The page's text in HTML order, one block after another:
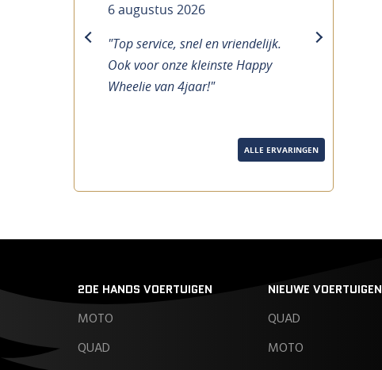
6 augustus 2026
"Top service, snel en vriendelijk.
Ook voor onze kleinste Happy
Wheelie van 4jaar!"
previous next
ALLE ERVARINGEN
2DE HANDS VOERTUIGEN
MOTO
QUAD
NIEUWE VOERTUIGEN
QUAD
MOTO